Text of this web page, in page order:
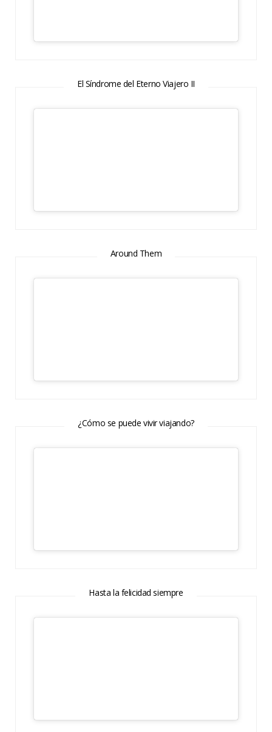
El Síndrome del Eterno Viajero II
Around Them
¿Cómo se puede vivir viajando?
Hasta la felicidad siempre